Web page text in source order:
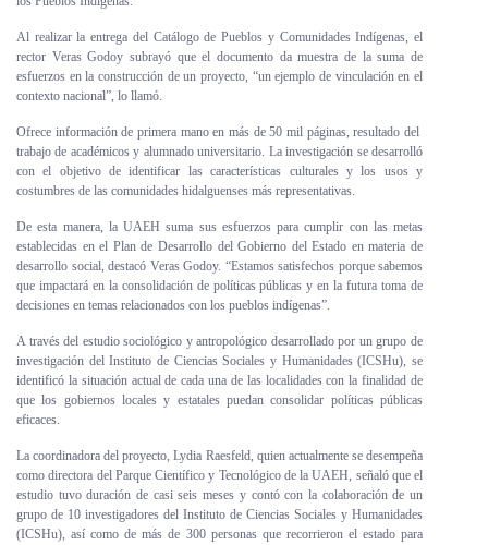
Al realizar la entrega del Catálogo de Pueblos y Comunidades Indígenas, el
rector Veras Godoy subrayó que el documento da muestra de la suma de
esfuerzos en la construcción de un proyecto, “un ejemplo de vinculación en el
contexto nacional”, lo llamó.
Ofrece información de primera mano en más de 50 mil páginas, resultado del
trabajo de académicos y alumnado universitario. La investigación se desarrolló
con el objetivo de identificar las características culturales y los usos y
costumbres de las comunidades hidalguenses más representativas.
De esta manera, la UAEH suma sus esfuerzos para cumplir con las metas
establecidas en el Plan de Desarrollo del Gobierno del Estado en materia de
desarrollo social, destacó Veras Godoy. “Estamos satisfechos porque sabemos
que impactará en la consolidación de políticas públicas y en la futura toma de
decisiones en temas relacionados con los pueblos indígenas”.
A través del estudio sociológico y antropológico desarrollado por un grupo de
investigación del Instituto de Ciencias Sociales y Humanidades (ICSHu), se
identificó la situación actual de cada una de las localidades con la finalidad de
que los gobiernos locales y estatales puedan consolidar políticas públicas
eficaces.
La coordinadora del proyecto, Lydia Raesfeld, quien actualmente se desempeña
como directora del Parque Científico y Tecnológico de la UAEH, señaló que el
estudio tuvo duración de casi seis meses y contó con la colaboración de un
grupo de 10 investigadores del Instituto de Ciencias Sociales y Humanidades
(ICSHu), así como de más de 300 personas que recorrieron el estado para